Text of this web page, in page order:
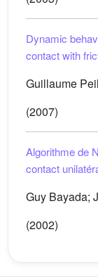
Dynamic
contact with
Guillaume
(2007)
Algorithme de
contact
Guy Bayada;
(2002)